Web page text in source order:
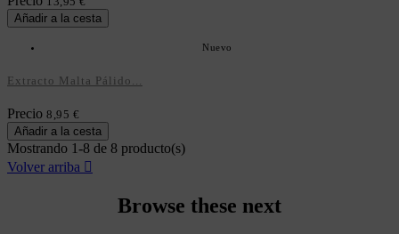
Añadir a la cesta
Nuevo
Extracto Malta Pálido...
Precio 8,95 €
Añadir a la cesta
Mostrando 1-8 de 8 producto(s)
Volver arriba 
Browse these next